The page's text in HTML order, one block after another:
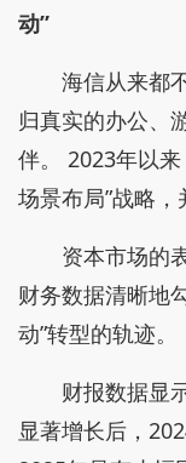
沉浸感。
者真金白银的
场销量占比38%